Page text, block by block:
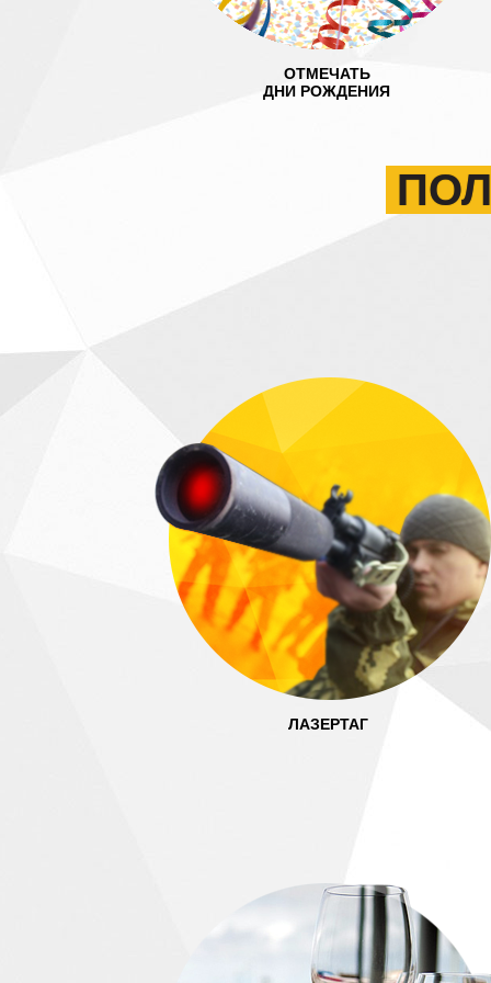
ОТМЕЧАТЬ
ДНИ РОЖДЕНИЯ
ЛАЗЕРТАГ